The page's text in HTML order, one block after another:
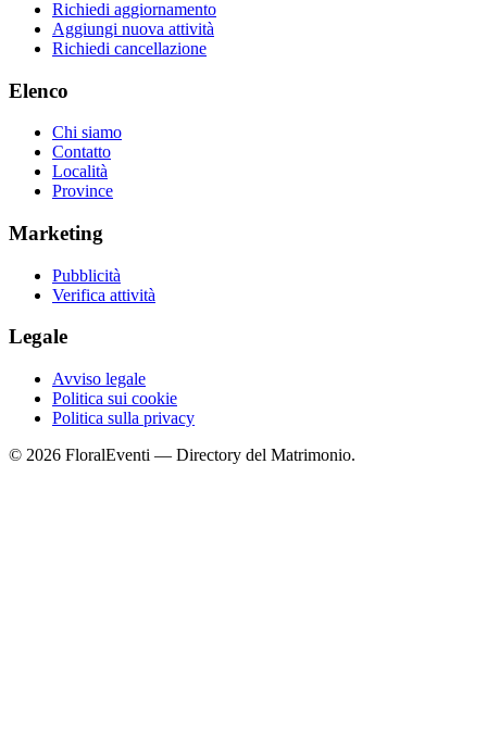
Richiedi aggiornamento
Aggiungi nuova attività
Richiedi cancellazione
Elenco
Chi siamo
Contatto
Località
Province
Marketing
Pubblicità
Verifica attività
Legale
Avviso legale
Politica sui cookie
Politica sulla privacy
© 2026 FloralEventi — Directory del Matrimonio.